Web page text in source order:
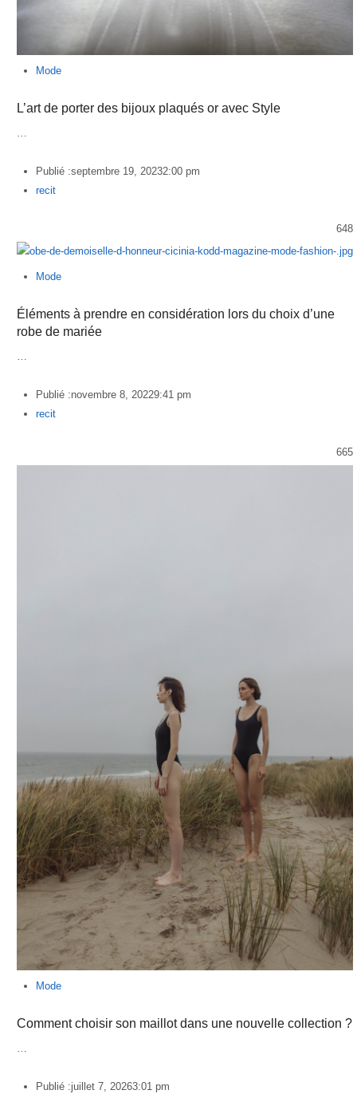
Mode
L’art de porter des bijoux plaqués or avec Style
…
Publié :septembre 19, 20232:00 pm
Author
recit
648
Mode
Éléments à prendre en considération lors du choix d’une
robe de mariée
…
Publié :novembre 8, 20229:41 pm
Author
recit
665
Mode
Comment choisir son maillot dans une nouvelle collection ?
…
Publié :juillet 7, 20263:01 pm